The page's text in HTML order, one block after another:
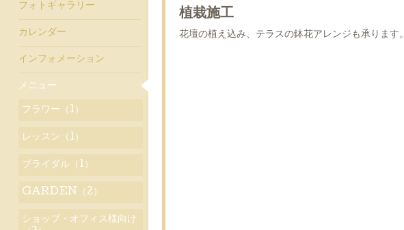
植栽施工
花壇の植え込み、テラスの鉢花アレンジも承ります。
フォトギャラリー
カレンダー
インフォメーション
メニュー
フラワー（1）
レッスン（1）
ブライダル（1）
GARDEN（2）
ショップ・オフィス様向け